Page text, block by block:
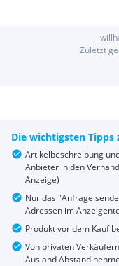
Zuletzt
Die wichtigsten Tipps
Artikelbeschreibung
Anbieter in den
Anzeige)
Nur das "Anfrage
Adressen im
Produkt vor dem Kauf
Von privaten
Ausland Abstand